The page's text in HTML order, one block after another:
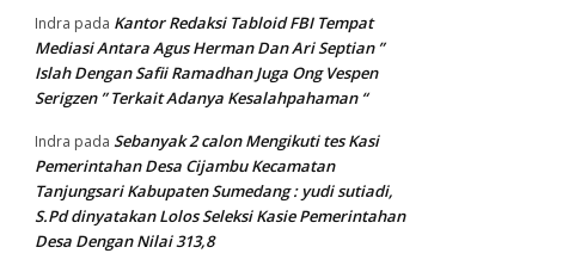
Indra pada Kantor Redaksi Tabloid FBI Tempat
Mediasi Antara Agus Herman Dan Ari Septian ”
Islah Dengan Safii Ramadhan Juga Ong Vespen
Serigzen ” Terkait Adanya Kesalahpahaman “
Indra pada Sebanyak 2 calon Mengikuti tes Kasi
Pemerintahan Desa Cijambu Kecamatan
Tanjungsari Kabupaten Sumedang : yudi sutiadi,
S.Pd dinyatakan Lolos Seleksi Kasie Pemerintahan
Desa Dengan Nilai 313,8